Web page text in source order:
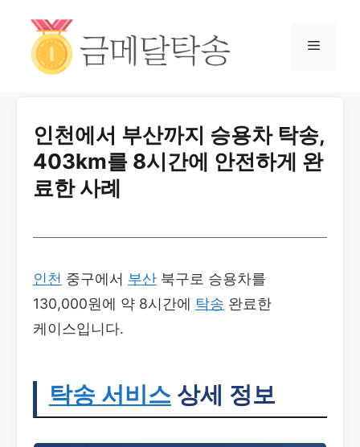
인천에서 부산까지 승용차 탁송,
403km를 8시간에 안전하게 완
료한 사례
인천 중구에서 부산 북구로 승용차를
130,000원에 약 8시간에 탁송 완료한
케이스입니다.
탁송 서비스 상세 정보